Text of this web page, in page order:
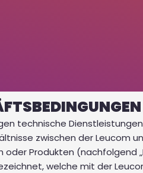
technische
zwischen der Leucom
Produkten (nachfolgend
welche mit der